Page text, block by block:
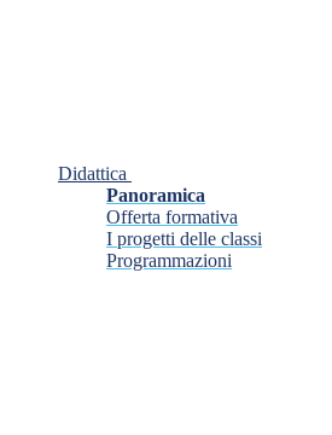
Didattica
Panoramica
Offerta formativa
I progetti delle classi
Programmazioni